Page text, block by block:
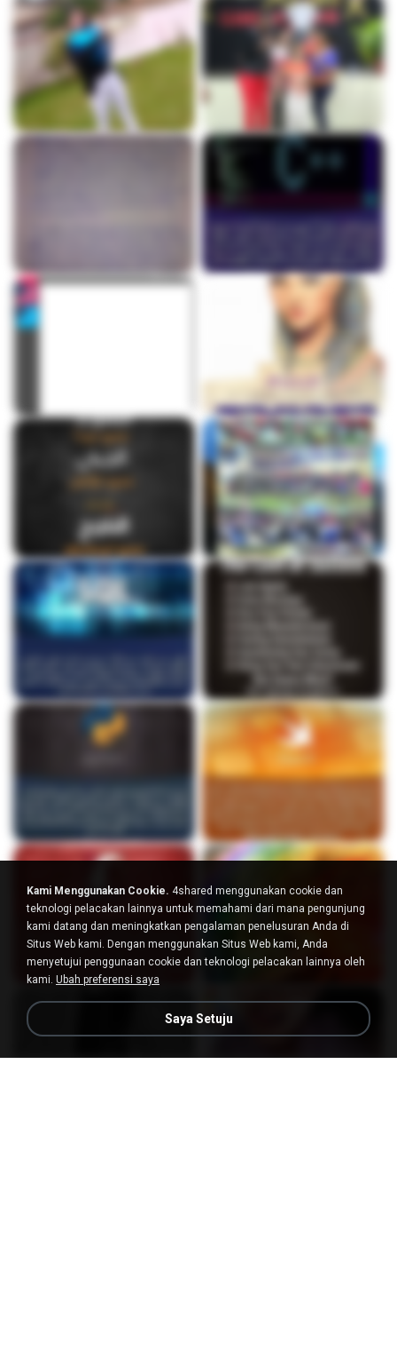
Kami Menggunakan Cookie. 4shared menggunakan cookie dan
teknologi pelacakan lainnya untuk memahami dari mana pengunjung
kami datang dan meningkatkan pengalaman penelusuran Anda di
Situs Web kami. Dengan menggunakan Situs Web kami, Anda
menyetujui penggunaan cookie dan teknologi pelacakan lainnya oleh
kami. Ubah preferensi saya
Saya Setuju